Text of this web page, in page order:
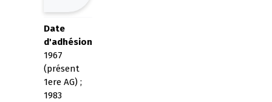
Date
d'adhésion
1967
(présent
1ere AG) ;
1983